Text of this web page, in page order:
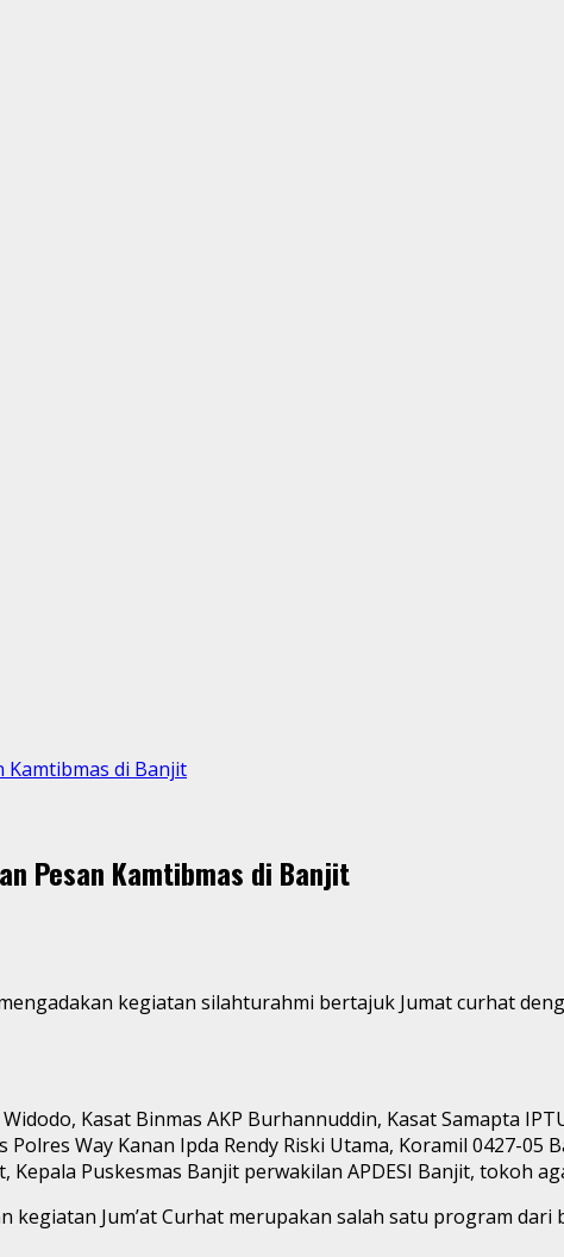
Kamtibmas di Banjit
Pesan Kamtibmas di Banjit
kegiatan silahturahmi bertajuk Jumat curhat
Kasat Binmas AKP Burhannuddin, Kasat Samapta
Way Kanan Ipda Rendy Riski Utama, Koramil 0427-05
Puskesmas Banjit perwakilan APDESI Banjit, tokoh
kegiatan Jum’at Curhat merupakan salah satu program